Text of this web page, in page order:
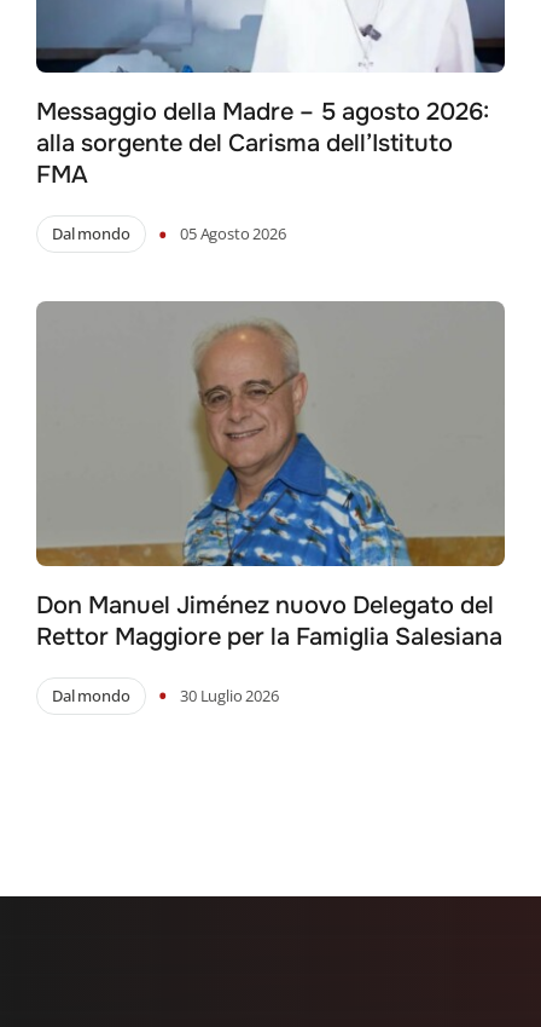
Messaggio della Madre – 5 agosto 2026:
alla sorgente del Carisma dell’Istituto
FMA
Dal mondo • 05 Agosto 2026
Don Manuel Jiménez nuovo Delegato del
Rettor Maggiore per la Famiglia Salesiana
Dal mondo • 30 Luglio 2026